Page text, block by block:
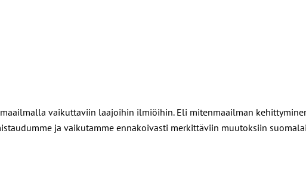
vaikuttaviin laajoihin ilmiöihin. Eli mitenmaailman
ja vaikutamme ennakoivasti merkittäviin muutoksiin